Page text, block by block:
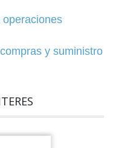
y suministro